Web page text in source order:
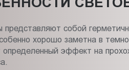
представляют собой
хорошо заметна в
определенный эффект на